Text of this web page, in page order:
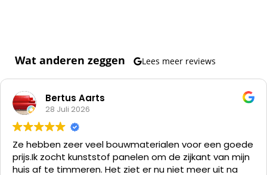
Wat anderen zeggen Lees meer reviews
Bertus Aarts
28 Juli 2026
Ze hebben zeer veel bouwmaterialen voor een goede
prijs.Ik zocht kunststof panelen om de zijkant van mijn
huis af te timmeren. Het ziet er nu niet meer uit na